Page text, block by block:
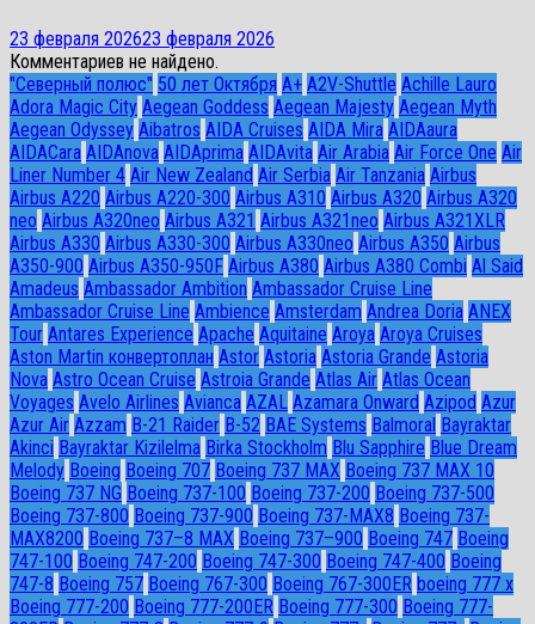
23 февраля 202623 февраля 2026
Комментариев не найдено.
"Северный полюс" 50 лет Октября A+ A2V-Shuttle Achille Lauro
Adora Magic City Aegean Goddess Aegean Majesty Aegean Myth
Aegean Odyssey Aibatros AIDA Cruises AIDA Mira AIDAaura
AIDACara AIDAnova AIDAprima AIDAvita Air Arabia Air Force One Air
Liner Number 4 Air New Zealand Air Serbia Air Tanzania Airbus
Airbus A220 Airbus A220-300 Airbus A310 Airbus A320 Airbus A320
neo Airbus A320neo Airbus A321 Airbus A321neo Airbus A321XLR
Airbus A330 Airbus A330-300 Airbus A330neo Airbus A350 Airbus
A350-900 Airbus A350-950F Airbus A380 Airbus A380 Combi Al Said
Amadeus Ambassador Ambition Ambassador Cruise Line
Ambassador Сruise Line Ambience Amsterdam Andrea Doria ANEX
Tour Antares Experience Apache Aquitaine Aroya Aroya Cruises
Aston Martin конвертоплан Astor Astoria Astoria Grande Astoria
Nova Astro Ocean Cruise Astroia Grande Atlas Air Atlas Ocean
Voyages Avelo Airlines Avianca AZAL Azamara Onward Azipod Azur
Azur Air Azzam B-21 Raider B-52 BAE Systems Balmoral Bayraktar
Akinci Bayraktar Kizilelma Birka Stockholm Blu Sapphire Blue Dream
Melody Boeing Boeing 707 Boeing 737 MAX Boeing 737 MAX 10
Boeing 737 NG Boeing 737-100 Boeing 737-200 Boeing 737-500
Boeing 737-800 Boeing 737-900 Boeing 737-MAX8 Boeing 737-
MAX8200 Boeing 737–8 MAX Boeing 737–900 Boeing 747 Boeing
747-100 Boeing 747-200 Boeing 747-300 Boeing 747-400 Boeing
747-8 Boeing 757 Boeing 767-300 Boeing 767-300ER boeing 777 x
Boeing 777-200 Boeing 777-200ER Boeing 777-300 Boeing 777-